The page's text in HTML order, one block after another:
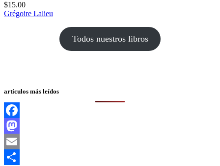
$15.00
Grégoire Lalieu
Todos nuestros libros
artículos más leídos
Facebook
Mastodon
Email